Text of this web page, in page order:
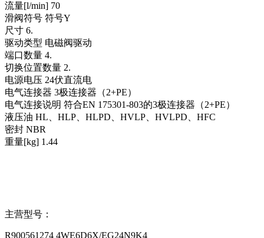
流量[l/min] 70
滑阀符号 符号Y
尺寸 6.
驱动类型 电磁阀驱动
端口数量 4.
切换位置数量 2.
电源电压 24伏直流电
电气连接器 3极连接器（2+PE）
电气连接说明 符合EN 175301-803的3极连接器（2+PE）
液压油 HL、HLP、HLPD、HVLP、HVLPD、HFC
密封 NBR
重量[kg] 1.44
主营型号：
R900561274 4WE6D6X/EG24N9K4